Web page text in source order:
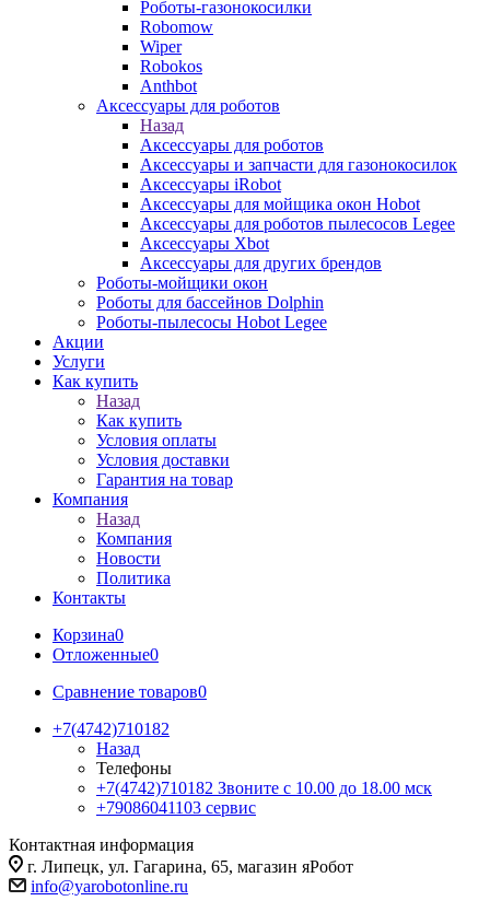
Роботы-газонокосилки
Robomow
Wiper
Robokos
Anthbot
Аксессуары для роботов
Назад
Аксессуары для роботов
Аксессуары и запчасти для газонокосилок
Аксессуары iRobot
Аксессуары для мойщика окон Hobot
Аксессуары для роботов пылесосов Legee
Аксессуары Xbot
Аксессуары для других брендов
Роботы-мойщики окон
Роботы для бассейнов Dolphin
Роботы-пылесосы Hobot Legee
Акции
Услуги
Как купить
Назад
Как купить
Условия оплаты
Условия доставки
Гарантия на товар
Компания
Назад
Компания
Новости
Политика
Контакты
Корзина0
Отложенные0
Сравнение товаров0
+7(4742)710182
Назад
Телефоны
+7(4742)710182 Звоните с 10.00 до 18.00 мск
+79086041103 сервис
Контактная информация
г. Липецк, ул. Гагарина, 65, магазин яРобот
info@yarobotonline.ru